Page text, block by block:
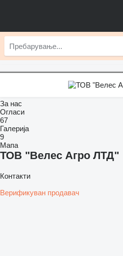
За нас
Огласи
67
Галерија
9
Мапа
ТОВ "Велес Агро ЛТД"
Контакти
Верификуван продавач